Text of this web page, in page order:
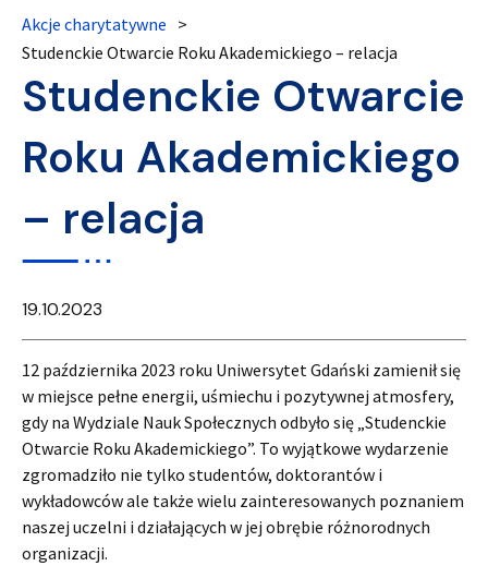
Akcje charytatywne >
Studenckie Otwarcie Roku Akademickiego – relacja
Studenckie Otwarcie
Roku Akademickiego
– relacja
19.10.2023
12 października 2023 roku Uniwersytet Gdański zamienił się
w miejsce pełne energii, uśmiechu i pozytywnej atmosfery,
gdy na Wydziale Nauk Społecznych odbyło się „Studenckie
Otwarcie Roku Akademickiego”. To wyjątkowe wydarzenie
zgromadziło nie tylko studentów, doktorantów i
wykładowców ale także wielu zainteresowanych poznaniem
naszej uczelni i działających w jej obrębie różnorodnych
organizacji.